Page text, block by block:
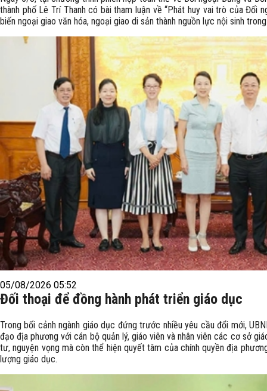
thành phố Lê Trí Thanh có bài tham luận về “Phát huy vai trò của Đối
biến ngoại giao văn hóa, ngoại giao di sản thành nguồn lực nội sinh
05/08/2026 05:52
Đối thoại để đồng hành phát triển giáo dục
Trong bối cảnh ngành giáo dục đứng trước nhiều yêu cầu đổi mới,
đạo địa phương với cán bộ quản lý, giáo viên và nhân viên các cơ sở
tư, nguyện vọng mà còn thể hiện quyết tâm của chính quyền địa
lượng giáo dục.